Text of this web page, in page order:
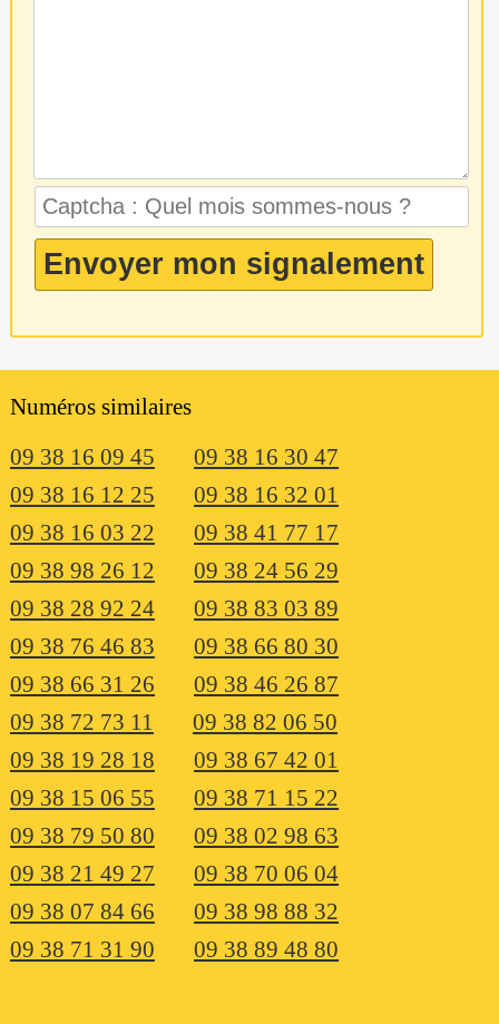
Numéros similaires
09 38 16 09 45
09 38 16 30 47
09 38 16 12 25
09 38 16 32 01
09 38 16 03 22
09 38 41 77 17
09 38 98 26 12
09 38 24 56 29
09 38 28 92 24
09 38 83 03 89
09 38 76 46 83
09 38 66 80 30
09 38 66 31 26
09 38 46 26 87
09 38 72 73 11
09 38 82 06 50
09 38 19 28 18
09 38 67 42 01
09 38 15 06 55
09 38 71 15 22
09 38 79 50 80
09 38 02 98 63
09 38 21 49 27
09 38 70 06 04
09 38 07 84 66
09 38 98 88 32
09 38 71 31 90
09 38 89 48 80